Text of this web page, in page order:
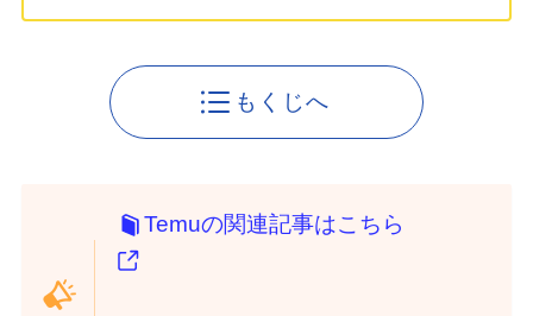
もくじへ
Temuの関連記事はこちら